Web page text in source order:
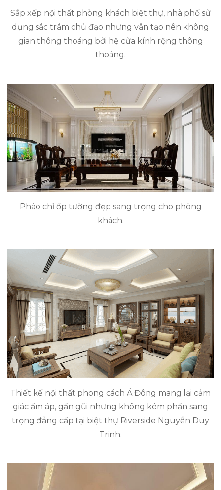
Sắp xếp nội thất phòng khách biệt thự, nhà phố sử
dụng sắc trầm chủ đạo nhưng vẫn tạo nên không
gian thông thoáng bởi hệ cửa kính rộng thông
thoáng.
Phào chỉ ốp tường đẹp sang trọng cho phòng
khách.
Thiết kế nội thất phong cách Á Đông mang lại cảm
giác ấm áp, gần gũi nhưng không kém phần sang
trọng đẳng cấp tại biệt thự Riverside Nguyễn Duy
Trinh.